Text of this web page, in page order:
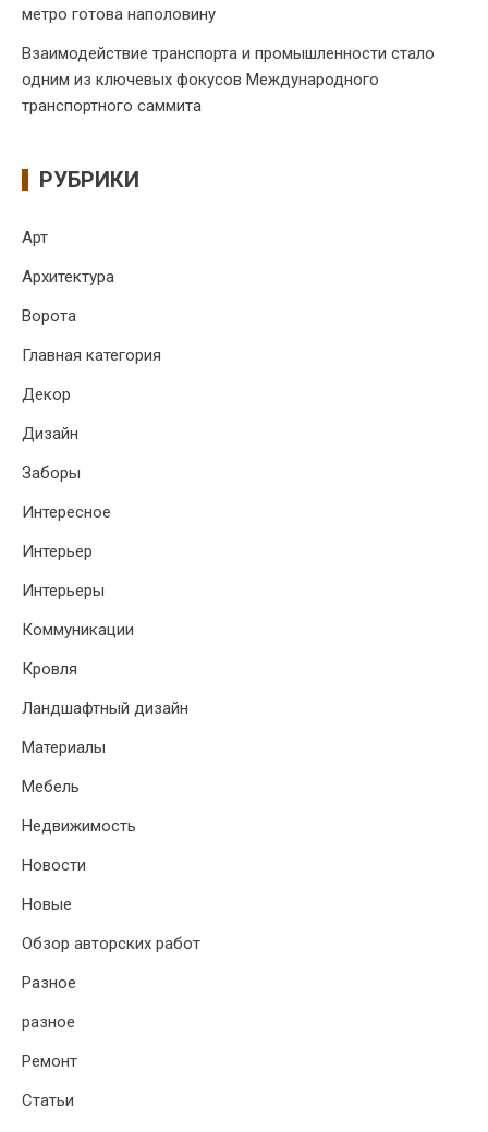
метро готова наполовину
Взаимодействие транспорта и промышленности стало
одним из ключевых фокусов Международного
транспортного саммита
РУБРИКИ
Арт
Архитектура
Ворота
Главная категория
Декор
Дизайн
Заборы
Интересное
Интерьер
Интерьеры
Коммуникации
Кровля
Ландшафтный дизайн
Материалы
Мебель
Недвижимость
Новости
Новые
Обзор авторских работ
Разное
разное
Ремонт
Статьи